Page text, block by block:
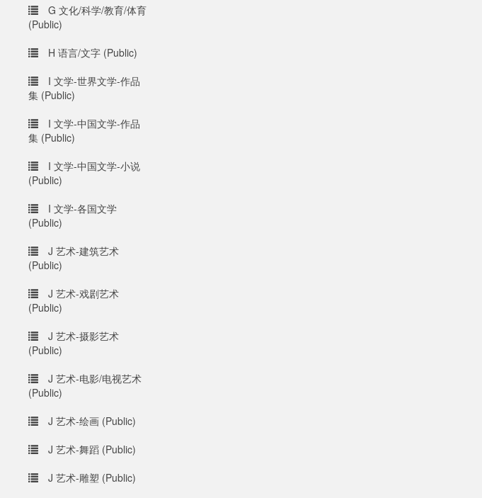
G 文化/科学/教育/体育
(Public)
H 语言/文字 (Public)
I 文学-世界文学-作品
集 (Public)
I 文学-中国文学-作品
集 (Public)
I 文学-中国文学-小说
(Public)
I 文学-各国文学
(Public)
J 艺术-建筑艺术
(Public)
J 艺术-戏剧艺术
(Public)
J 艺术-摄影艺术
(Public)
J 艺术-电影/电视艺术
(Public)
J 艺术-绘画 (Public)
J 艺术-舞蹈 (Public)
J 艺术-雕塑 (Public)